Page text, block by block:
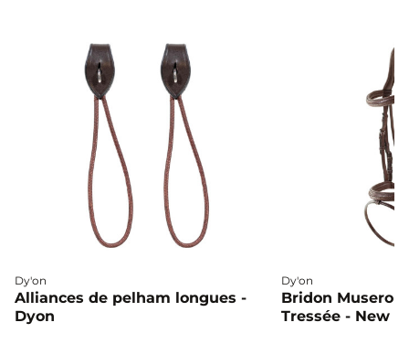
Dy'on
Alliances de pelham longues -
Dyon
Dy'on
Bridon
Tressée - New